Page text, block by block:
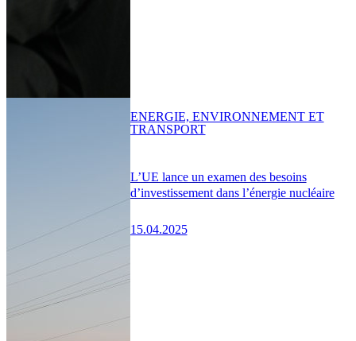
L’UE lance un examen des besoins
d’investissement dans l’énergie nucléaire
15.04.2025
ENERGIE, ENVIRONNEMENT ET
TRANSPORT